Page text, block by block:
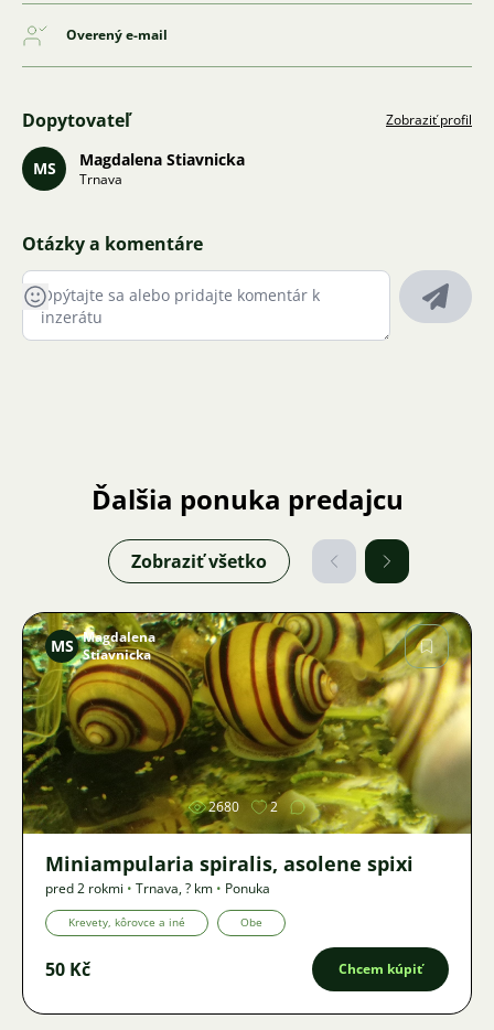
Overený e-mail
Dopytovateľ Zobraziť profil
MS Magdalena Stiavnicka
Trnava
Otázky a komentáre
Ďalšia ponuka predajcu
Zobraziť všetko
Obrázok
MS Magdalena
Stiavnicka
2680 2
Miniampularia spiralis, asolene spixi
pred 2 rokmi • Trnava,? km • Ponuka
Krevety, kôrovce a iné Obe
50 Kč Chcem kúpiť